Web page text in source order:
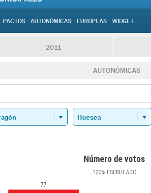
PACTOS AUTONÓMICAS EUROPEAS WIDGET
2011
AUTONÓMICAS
Número de votos
100%ESCRUTADO
77